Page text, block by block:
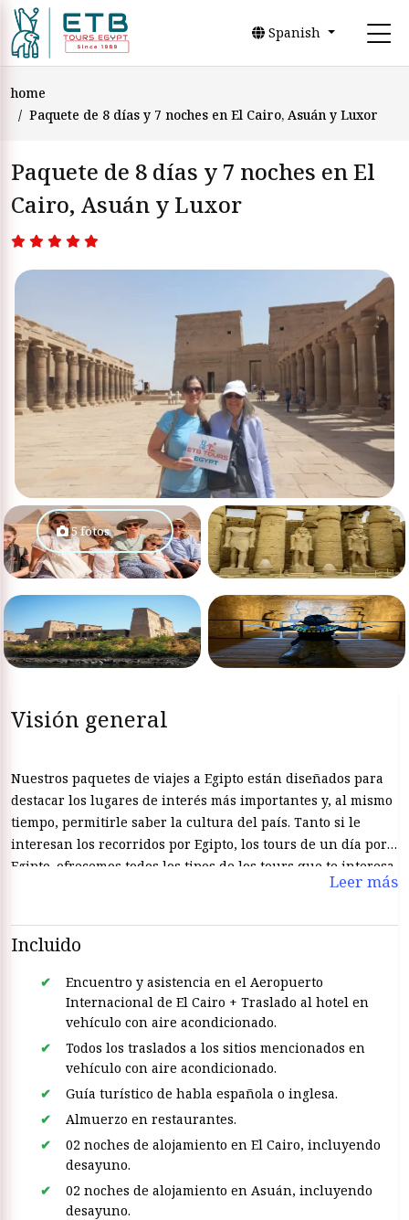
Spanish
home
Paquete de 8 días y 7 noches en El Cairo, Asuán y Luxor
Paquete de 8 días y 7 noches en El
Cairo, Asuán y Luxor
5 fotos
Visión general
Nuestros paquetes de viajes a Egipto están diseñados para
destacar los lugares de interés más importantes y, al mismo
tiempo, permitirle saber la cultura del país. Tanto si le
interesan los recorridos por Egipto, los tours de un día por
Egipto. ofrecemos todos los tipos de los tours que te interesa
Leer más
Incluido
Encuentro y asistencia en el Aeropuerto
Internacional de El Cairo + Traslado al hotel en
vehículo con aire acondicionado.
Todos los traslados a los sitios mencionados en
vehículo con aire acondicionado.
Guía turístico de habla española o inglesa.
Almuerzo en restaurantes.
02 noches de alojamiento en El Cairo, incluyendo
desayuno.
02 noches de alojamiento en Asuán, incluyendo
desayuno.